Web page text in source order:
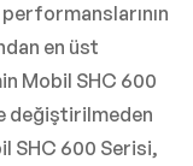
en üst
Mobil SHC 600
değiştirilmeden
SHC 600 Serisi,